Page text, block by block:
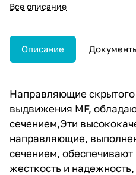
Все описание
Описание
Направляющие
выдвижения MF,
сечением,Эти
направляющие,
сечением,
жесткость и